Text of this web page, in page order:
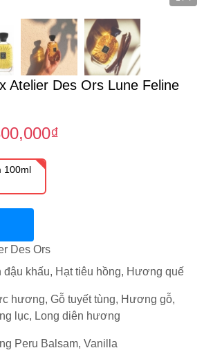
Atelier Des Ors Lune Feline
100ml
Des Ors
đậu khấu, Hạt tiêu hồng, Hương quế
hương, Gỗ tuyết tùng, Hương gỗ,
lục, Long diên hương
Peru Balsam, Vanilla